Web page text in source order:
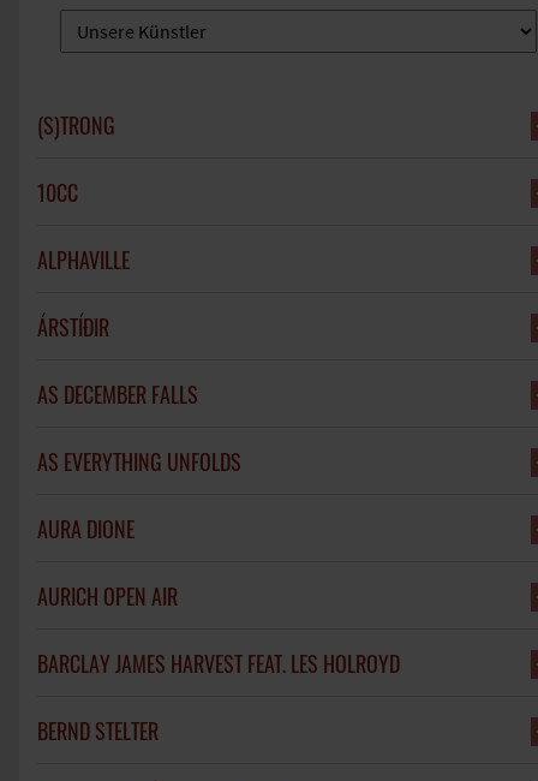
(S)TRONG
10CC
ALPHAVILLE
ÁRSTÍÐIR
AS DECEMBER FALLS
AS EVERYTHING UNFOLDS
AURA DIONE
AURICH OPEN AIR
BARCLAY JAMES HARVEST FEAT. LES HOLROYD
BERND STELTER